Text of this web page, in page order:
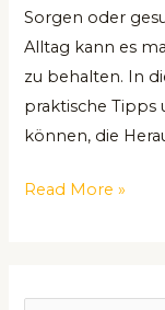
Sorgen oder
Alltag kann es
zu behalten. In
praktische Tipps
können, die
Read More »